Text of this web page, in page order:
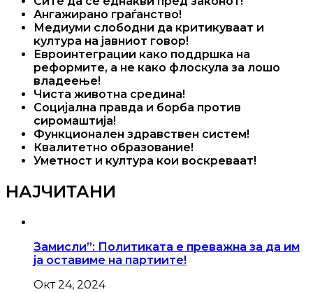
Ангажирано граѓанство!
Медиуми слободни да критикуваат и
култура на јавниот говор!
Евроинтеграции како поддршка на
реформите, а не како флоскула за лошо
владеење!
Чиста животна средина!
Социјална правда и борба против
сиромаштија!
Функционален здравствен систем!
Квалитетно образование!
Уметност и култура кои воскреваат!
НАЈЧИТАНИ
Замисли”: Политиката е преважна за да им
ја оставиме на партиите!
Окт 24, 2024